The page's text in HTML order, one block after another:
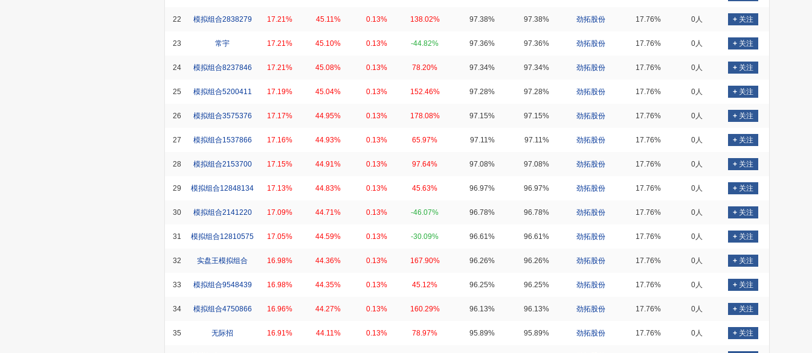
22 模拟组合2838279 17.21% 45.11% 0.13% 138.02% 97.38% 97.38% 劲拓股份 17.76% 0人 + 关注
23 常宇 17.21% 45.10% 0.13% -44.82% 97.36% 97.36% 劲拓股份 17.76% 0人 + 关注
24 模拟组合8237846 17.21% 45.08% 0.13% 78.20% 97.34% 97.34% 劲拓股份 17.76% 0人 + 关注
25 模拟组合5200411 17.19% 45.04% 0.13% 152.46% 97.28% 97.28% 劲拓股份 17.76% 0人 + 关注
26 模拟组合3575376 17.17% 44.95% 0.13% 178.08% 97.15% 97.15% 劲拓股份 17.76% 0人 + 关注
27 模拟组合1537866 17.16% 44.93% 0.13% 65.97% 97.11% 97.11% 劲拓股份 17.76% 0人 + 关注
28 模拟组合2153700 17.15% 44.91% 0.13% 97.64% 97.08% 97.08% 劲拓股份 17.76% 0人 + 关注
29 模拟组合12848134 17.13% 44.83% 0.13% 45.63% 96.97% 96.97% 劲拓股份 17.76% 0人 + 关注
30 模拟组合2141220 17.09% 44.71% 0.13% -46.07% 96.78% 96.78% 劲拓股份 17.76% 0人 + 关注
31 模拟组合12810575 17.05% 44.59% 0.13% -30.09% 96.61% 96.61% 劲拓股份 17.76% 0人 + 关注
32 实盘王模拟组合 16.98% 44.36% 0.13% 167.90% 96.26% 96.26% 劲拓股份 17.76% 0人 + 关注
33 模拟组合9548439 16.98% 44.35% 0.13% 45.12% 96.25% 96.25% 劲拓股份 17.76% 0人 + 关注
34 模拟组合4750866 16.96% 44.27% 0.13% 160.29% 96.13% 96.13% 劲拓股份 17.76% 0人 + 关注
35 无际招 16.91% 44.11% 0.13% 78.97% 95.89% 95.89% 劲拓股份 17.76% 0人 + 关注